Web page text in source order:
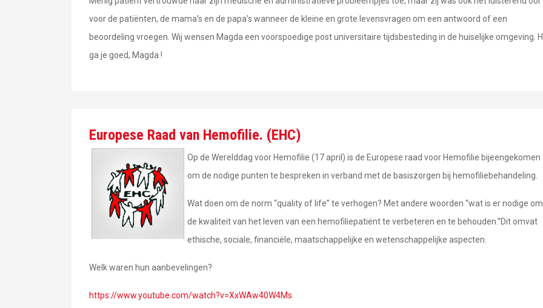
voor de patiënten, de mama’s en de papa’s wanneer de kleine en grote levensvragen om een antwoord of een
beoordeling vroegen. Wij wensen Magda een voorspoedige post universitaire tijdsbesteding in de huiselijke omgeving.
ga je goed, Magda !
Europese Raad van Hemofilie. (EHC)
Op de Werelddag voor Hemofilie (17 april) is de Europese raad voor Hemofilie bijeengekomen
om de nodige punten te bespreken in verband met de basiszorgen bij hemofiliebehandeling.
Wat doen om de norm “quality of life” te verhogen? Met andere woorden “wat is er nodige om
de kwaliteit van het leven van een hemofiliepatiënt te verbeteren en te behouden.”Dit omvat
ethische, sociale, financiële, maatschappelijke en wetenschappelijke aspecten.
Welk waren hun aanbevelingen?
https://www.youtube.com/watch?v=XxWAw40W4Ms